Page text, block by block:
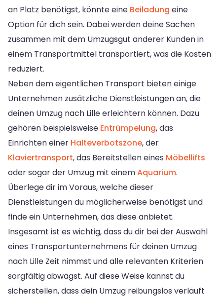
an Platz benötigst, könnte eine Beiladung eine
Option für dich sein. Dabei werden deine Sachen
zusammen mit dem Umzugsgut anderer Kunden in
einem Transportmittel transportiert, was die Kosten
reduziert.
Neben dem eigentlichen Transport bieten einige
Unternehmen zusätzliche Dienstleistungen an, die
deinen Umzug nach Lille erleichtern können. Dazu
gehören beispielsweise Entrümpelung, das
Einrichten einer Halteverbotszone, der
Klaviertransport, das Bereitstellen eines Möbellifts
oder sogar der Umzug mit einemAquarium.
Überlege dir im Voraus, welche dieser
Dienstleistungen du möglicherweise benötigst und
finde ein Unternehmen, das diese anbietet.
Insgesamt ist es wichtig, dass du dir bei der Auswahl
eines Transportunternehmens für deinen Umzug
nach Lille Zeit nimmst und alle relevanten Kriterien
sorgfältig abwägst. Auf diese Weise kannst du
sicherstellen, dass dein Umzug reibungslos verläuft